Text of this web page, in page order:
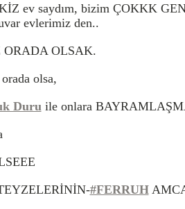
ev saydım, bizim ÇOKKK
evlerimiz den..
ORADA OLSAK.
olsa,
Duru ile onlara
#FERRUH